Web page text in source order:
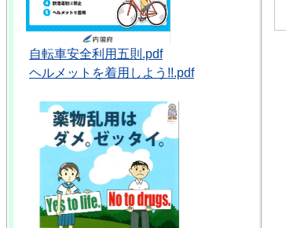
自転車安全利用五則.pdf
ヘルメットを着用しよう!!.pdf